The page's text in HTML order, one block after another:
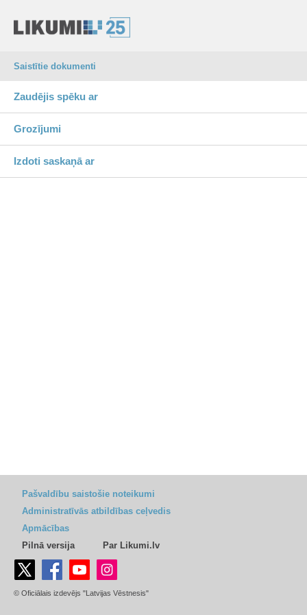
Saistītie dokumenti
Zaudējis spēku ar
Grozījumi
Izdoti saskaņā ar
Pašvaldību saistošie noteikumi
Administratīvās atbildības ceļvedis
Apmācības
Pilnā versija
Par Likumi.lv
© Oficiālais izdevējs "Latvijas Vēstnesis"